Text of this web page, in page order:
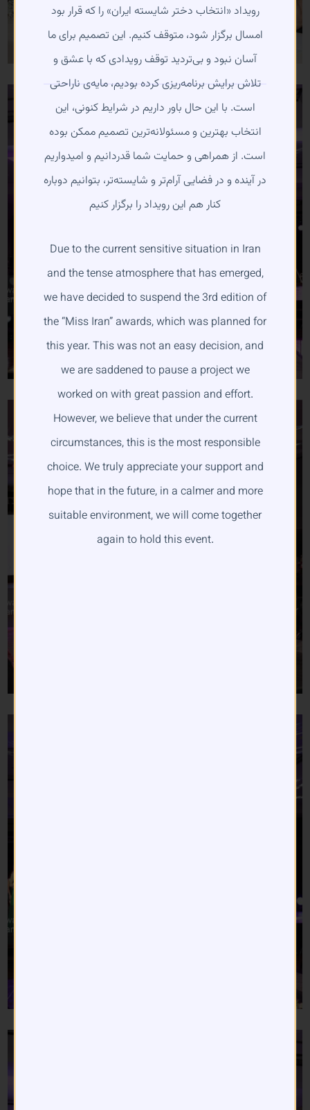
رویداد «انتخاب دختر شایسته ایران» را که قرار بود
امسال برگزار شود، متوقف کنیم. این تصمیم برای ما
آسان نبود و بی‌تردید توقف رویدادی که با عشق و
تلاش برایش برنامه‌ریزی کرده بودیم، مایه‌ی ناراحتی
است. با این حال باور داریم در شرایط کنونی، این
انتخاب بهترین و مسئولانه‌ترین تصمیم ممکن بوده
است. از همراهی و حمایت شما قدردانیم و امیدواریم
در آینده و در فضایی آرام‌تر و شایسته‌تر، بتوانیم دوباره
کنار هم این رویداد را برگزار کنیم
Due to the current sensitive situation in Iran
and the tense atmosphere that has emerged,
we have decided to suspend the 3rd edition of
the “Miss Iran” awards, which was planned for
this year. This was not an easy decision, and
we are saddened to pause a project we
worked on with great passion and effort.
However, we believe that under the current
circumstances, this is the most responsible
choice. We truly appreciate your support and
hope that in the future, in a calmer and more
suitable environment, we will come together
again to hold this event.